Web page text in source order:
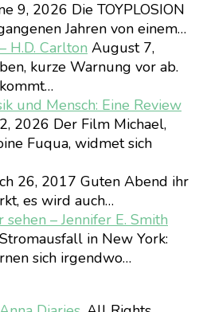
9, 2026 Die TOYPLOSION
Jahren von einem…
H.D. Carlton August 7,
kurze Warnung vor ab.
und Mensch: Eine Review
2026 Der Film Michael,
Fuqua, widmet sich
26, 2017 Guten Abend ihr
es wird auch…
– Jennifer E. Smith
Stromausfall in New York:
sich irgendwo…